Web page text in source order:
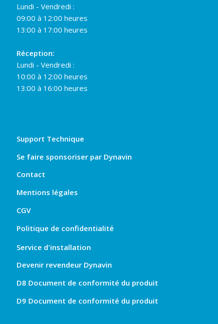
Lundi - Vendredi :
09:00 à 12:00 heures
13:00 à 17:00 heures
Réception:
Lundi - Vendredi :
10:00 à 12:00 heures
13:00 à 16:00 heures
Support Technique
Se faire sponsoriser par Dynavin
Contact
Mentions légales
CGV
Politique de confidentialité
Service d'installation
Devenir revendeur Dynavin
D8 Document de conformité du produit
D9 Document de conformité du produit